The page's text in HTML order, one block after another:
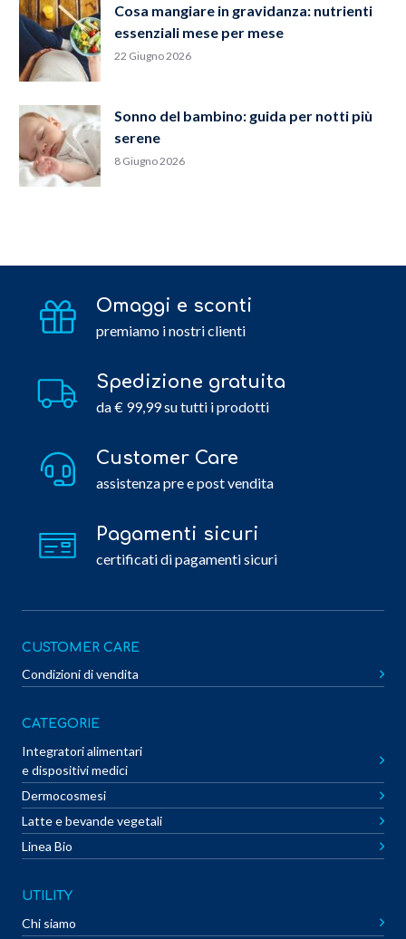
Cosa mangiare in gravidanza: nutrienti
essenziali mese per mese
22 Giugno 2026
Sonno del bambino: guida per notti più
serene
8 Giugno 2026
Omaggi e sconti
premiamo i nostri clienti
Spedizione gratuita
da € 99,99 su tutti i prodotti
Customer Care
assistenza pre e post vendita
Pagamenti sicuri
certificati di pagamenti sicuri
CUSTOMER CARE
Condizioni di vendita
CATEGORIE
Integratori alimentari
e dispositivi medici
Dermocosmesi
Latte e bevande vegetali
Linea Bio
UTILITY
Chi siamo